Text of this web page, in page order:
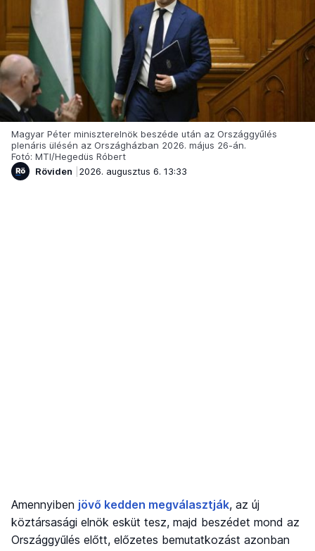
Magyar Péter miniszterelnök beszéde után az Országgyűlés
plenáris ülésén az Országházban 2026. május 26-án.
Fotó: MTI/Hegedüs Róbert
Röviden
2026. augusztus 6. 13:33
Amennyiben jövő kedden megválasztják, az új
köztársasági elnök esküt tesz, majd beszédet mond az
Országgyűlés előtt, előzetes bemutatkozást azonban